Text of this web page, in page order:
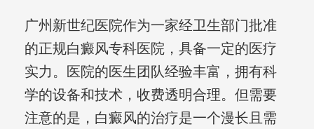
广州新世纪医院作为一家经卫生部门批准
的正规白癜风专科医院，具备一定的医疗
实力。医院的医生团队经验丰富，拥有科
学的设备和技术，收费透明合理。但需要
注意的是，白癜风的治疗是一个漫长且需